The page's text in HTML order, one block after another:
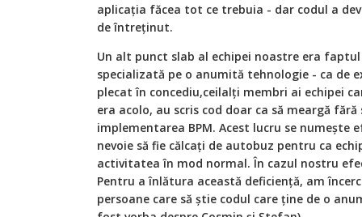
aplicația făcea tot ce trebuia - dar codul a
de întreținut.
Un alt punct slab al echipei noastre era faptul
specializată pe o anumită tehnologie - ca de
plecat în concediu,ceilalți membri ai echipei
era acolo, au scris cod doar ca să meargă
implementarea BPM. Acest lucru se numește
nevoie să fie călcați de autobuz pentru ca
activitatea în mod normal.În cazul nostru
Pentru a înlătura această deficiență, am
persoane care să știe codul care ține de o